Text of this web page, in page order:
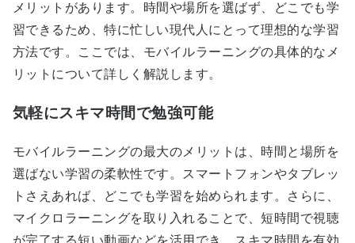
メリットがあります。時間や場所を選ばず、どこでも学
習できるため、特に忙しい現代人にとって理想的な学習
方法です。ここでは、モバイルラーニングの具体的なメ
リットについて詳しく解説します。
気軽にスキマ時間で勉強可能
モバイルラーニングの最大のメリットは、時間と場所を
選ばない学習の柔軟性です。スマートフォンやタブレッ
トさえあれば、どこでも学習を始められます。さらに、
マイクロラーニングを取り入れることで、短時間で視聴
が完了する短い動画などを活用でき、スキマ時間を有効